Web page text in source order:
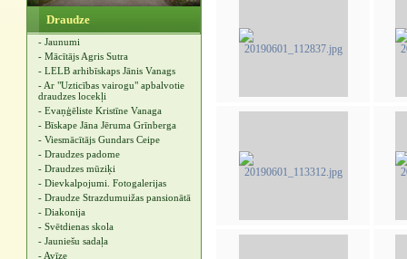
Draudze
- Jaunumi
- Mācītājs Agris Sutra
- LELB arhibīskaps Jānis Vanags
- Ar "Uzticības vairogu" apbalvotie
draudzes locekļi
- Evaņģēliste Kristīne Vanaga
- Bīskape Jāna Jēruma Grīnberga
- Viesmācītājs Gundars Ceipe
- Draudzes padome
- Draudzes mūziķi
- Dievkalpojumi. Fotogalerijas
- Draudze Strazdumuižas pansionātā
- Diakonija
- Svētdienas skola
- Jauniešu sadaļa
- Avīze